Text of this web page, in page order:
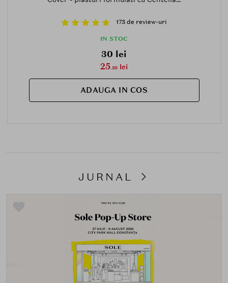
173 de review-uri
IN STOC
30 lei
25.50 lei
ADAUGA IN COS
JURNAL